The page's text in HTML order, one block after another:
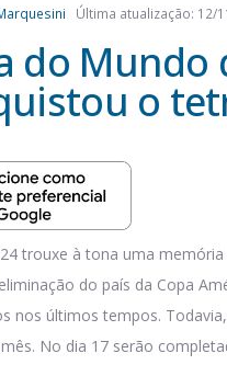
Última atualização: 12/
do Mundo
o
trouxe à tona uma
do país da Copa
nos últimos tempos.
No dia 17 serão